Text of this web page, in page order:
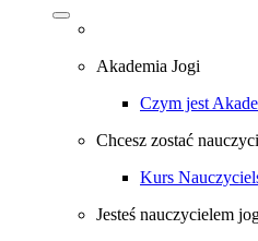
Akademia Jogi
Czym jest
Chcesz zostać
Kurs
Jesteś nauczycielem